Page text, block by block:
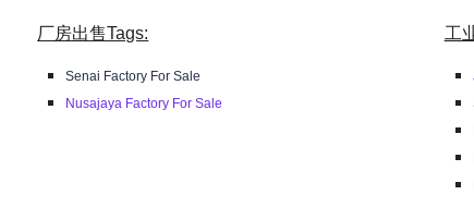
厂房出售Tags:
Senai Factory For Sale
Nusajaya Factory For Sale
工